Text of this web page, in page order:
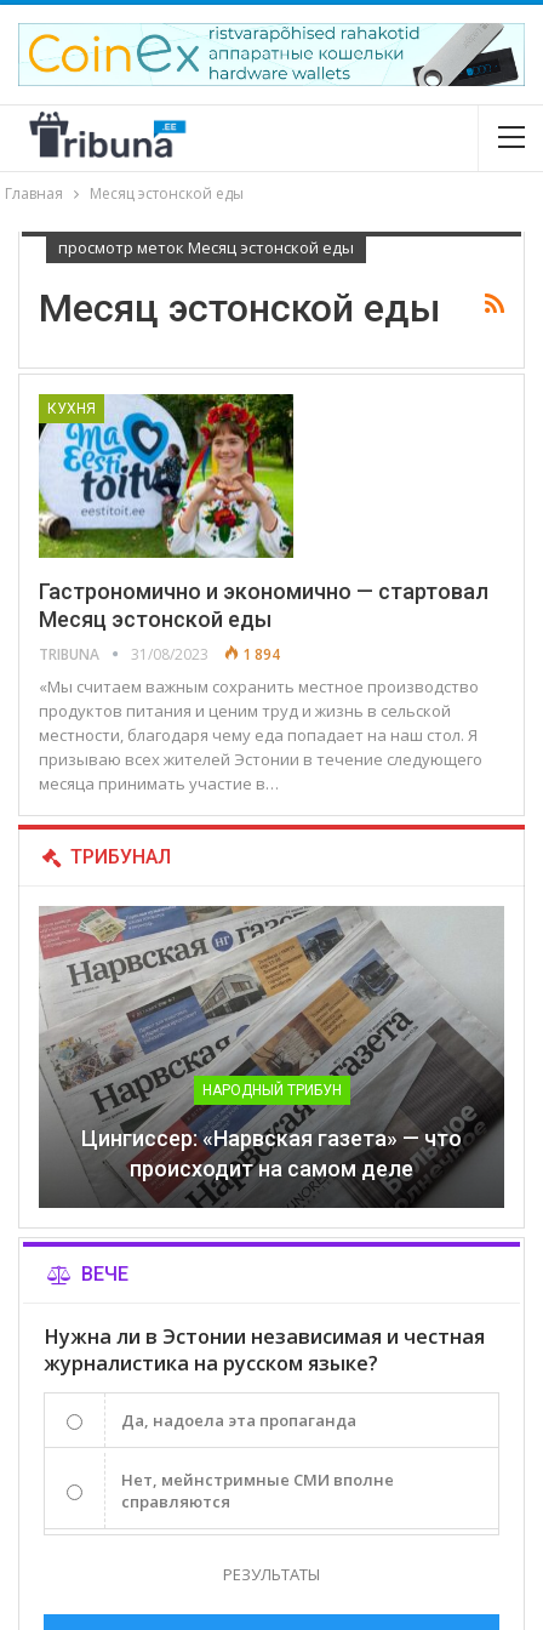
Главная Месяц эстонской еды
просмотр меток Месяц эстонской еды
Месяц эстонской еды
КУХНЯ
Гастрономично и экономично — стартовал
Месяц эстонской еды
TRIBUNA 31/08/2023 1 894
«Мы считаем важным сохранить местное производство
продуктов питания и ценим труд и жизнь в сельской
местности, благодаря чему еда попадает на наш стол. Я
призываю всех жителей Эстонии в течение следующего
месяца принимать участие в…
ТРИБУНАЛ
НАРОДНЫЙ ТРИБУН
Цингиссер: «Нарвская газета» — что
происходит на самом деле
ВЕЧЕ
Нужна ли в Эстонии независимая и честная
журналистика на русском языке?
Да, надоела эта пропаганда
Нет, мейнстримные СМИ вполне
справляются
РЕЗУЛЬТАТЫ